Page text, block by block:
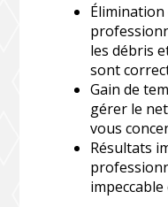
Élimination
les débris
sont
Gain de
gérer le
vous
Résultats